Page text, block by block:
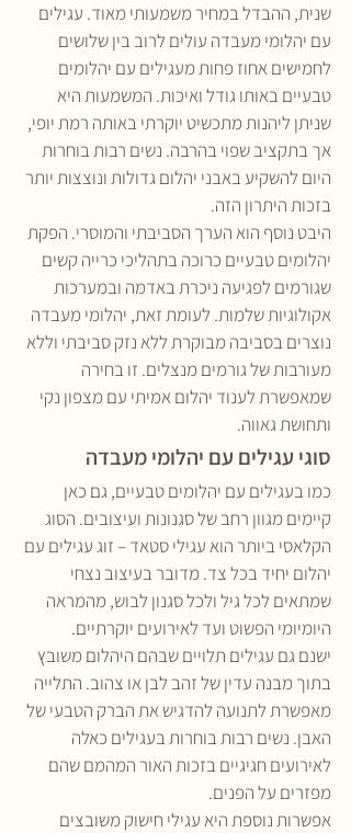
שנית, ההבדל במחיר משמעותי מאוד. עגילים
עם יהלומי מעבדה עולים לרוב בין שלושים
לחמישים אחוז פחות מעגילים עם יהלומים
טבעיים באותו גודל ואיכות. המשמעות היא
שניתן ליהנות מתכשיט יוקרתי באותה רמת יופי,
אך בתקציב שפוי בהרבה. נשים רבות בוחרות
היום להשקיע באבני יהלום גדולות ונוצצות יותר
בזכות היתרון הזה.
היבט נוסף הוא הערך הסביבתי והמוסרי. הפקת
יהלומים טבעיים כרוכה בתהליכי כרייה קשים
שגורמים לפגיעה ניכרת באדמה ובמערכות
אקולוגיות שלמות. לעומת זאת, יהלומי מעבדה
נוצרים בסביבה מבוקרת ללא נזק סביבתי וללא
מעורבות של גורמים מנצלים. זו בחירה
שמאפשרת לענוד יהלום אמיתי עם מצפון נקי
ותחושת גאווה.
סוגי עגילים עם יהלומי מעבדה
כמו בעגילים עם יהלומים טבעיים, גם כאן
קיימים מגוון רחב של סגנונות ועיצובים. הסוג
הקלאסי ביותר הוא עגילי סטאד – זוג עגילים עם
יהלום יחיד בכל צד. מדובר בעיצוב נצחי
שמתאים לכל גיל ולכל סגנון לבוש, מהמראה
היומיומי הפשוט ועד לאירועים יוקרתיים.
ישנם גם עגילים תלויים שבהם היהלום משובץ
בתוך מבנה עדין של זהב לבן או צהוב. התלייה
מאפשרת לתנועה להדגיש את הברק הטבעי של
האבן. נשים רבות בוחרות בעגילים כאלה
לאירועים חגיגיים בזכות האור המהמם שהם
מפזרים על הפנים.
אפשרות נוספת היא עגילי חישוק משובצים